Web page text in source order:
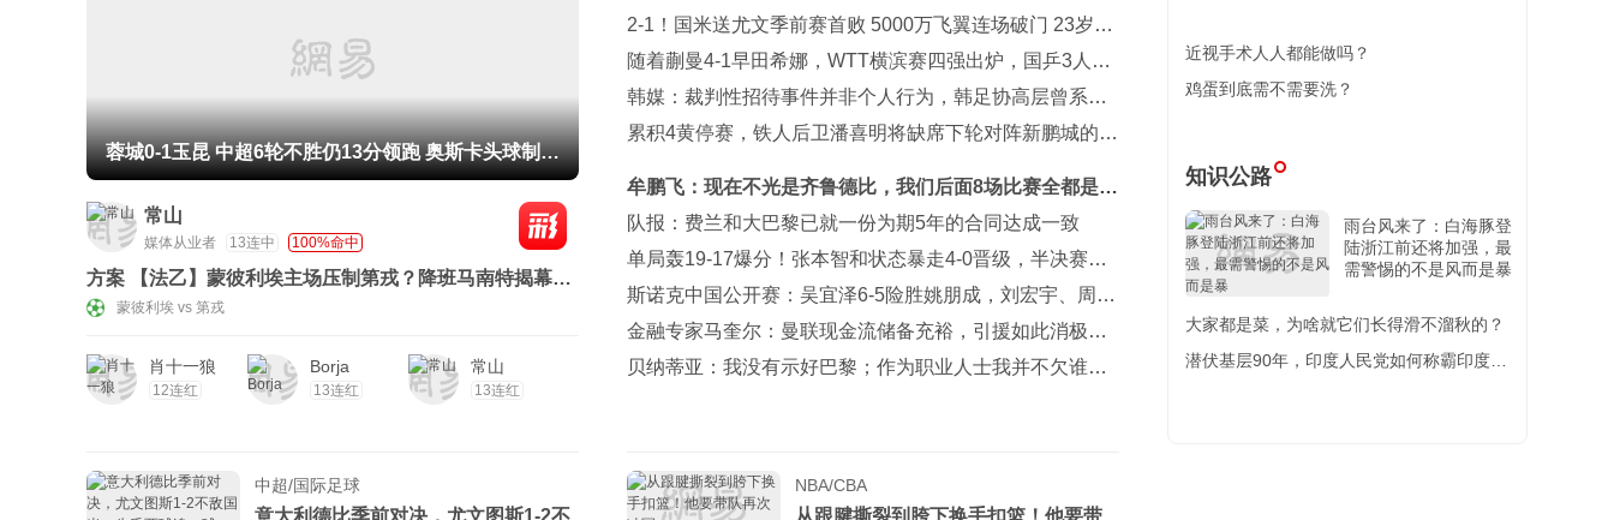
蓉城0-1玉昆 中超6轮不胜仍13分领跑 奥斯卡头球制胜
常山
媒体从业者 13连中 100%命中
方案 【法乙】蒙彼利埃主场压制第戎？降班马南特揭幕战
交出满意答卷？
蒙彼利埃 vs 第戎
肖十一狼
12连红
Borja
13连红
常山
13连红
大胜AC米兰
2-1！国米送尤文季前赛首败 5000万飞翼连场破门 23岁奇
兵替补建功
随着蒯曼4-1早田希娜，WTT横滨赛四强出炉，国乒3人围
剿张本美和
韩媒：裁判性招待事件并非个人行为，韩足协高层曾系统
参与审批
累积4黄停赛，铁人后卫潘喜明将缺席下轮对阵新鹏城的比
牟鹏飞：现在不光是齐鲁德比，我们后面8场比赛全都是生
死战
队报：费兰和大巴黎已就一份为期5年的合同达成一致
单局轰19-17爆分！张本智和状态暴走4-0晋级，半决赛约
战松岛辉空
斯诺克中国公开赛：吴宜泽6-5险胜姚朋成，刘宏宇、周跃
龙晋级
金融专家马奎尔：曼联现金流储备充裕，引援如此消极很
反常
贝纳蒂亚：我没有示好巴黎；作为职业人士我并不欠谁什
中超/国际足球
意大利德比季前对决，尤文图斯1‑2不
NBA/CBA
从跟腱撕裂到胯下换手扣篮！他要带
近视手术人人都能做吗？
鸡蛋到底需不需要洗？
知识公路
雨台风来了：白海豚登
陆浙江前还将加强，最
需警惕的不是风而是暴
大家都是菜，为啥就它们长得滑不溜秋的？
潜伏基层90年，印度人民党如何称霸印度政